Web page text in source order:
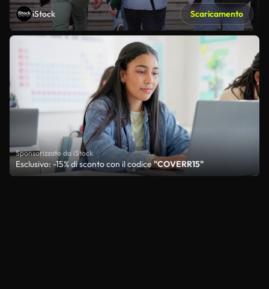
iStock Scaricamento
Sponsorizzato da iStock
Esclusivo: -15% di sconto con il codice"COVERR15"